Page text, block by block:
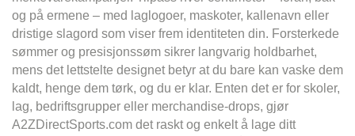
og på ermene – med laglogoer, maskoter, kallenavn eller
dristige slagord som viser frem identiteten din. Forsterkede
sømmer og presisjonssøm sikrer langvarig holdbarhet,
mens det lettstelte designet betyr at du bare kan vaske dem
kaldt, henge dem tørk, og du er klar. Enten det er for skoler,
lag, bedriftsgrupper eller merchandise-drops, gjør
A2ZDirectSports.com det raskt og enkelt å lage ditt